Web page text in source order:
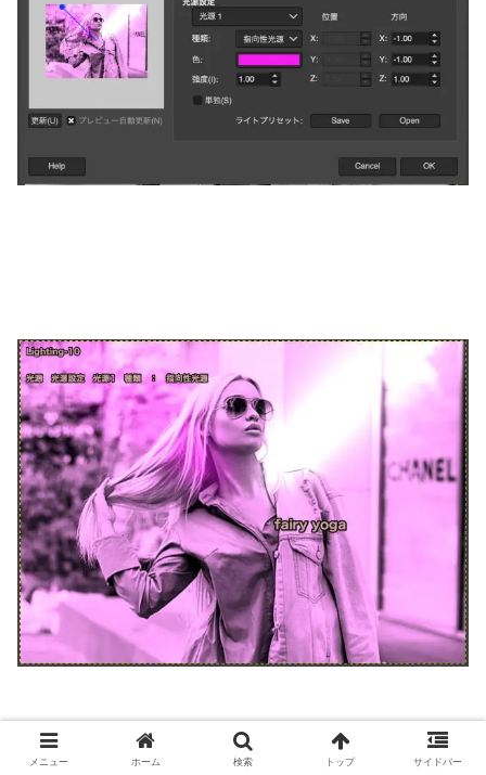
メニュー ホーム 検索 トップ サイドバー